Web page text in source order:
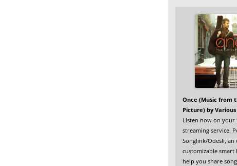
Once (Music from
Picture) by
Listen now on your
streaming service.
Songlink/Odesli, an
customizable smart
help you share